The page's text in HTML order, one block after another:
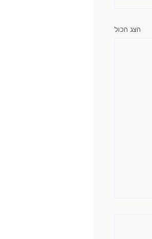
הצג הכול